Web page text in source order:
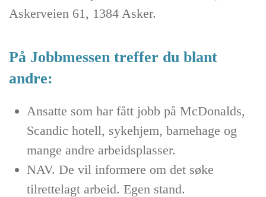
Askerveien 61, 1384 Asker.
På Jobbmessen treffer du blant
andre:
Ansatte som har fått jobb på McDonalds,
Scandic hotell, sykehjem, barnehage og
mange andre arbeidsplasser.
NAV. De vil informere om det søke
tilrettelagt arbeid. Egen stand.